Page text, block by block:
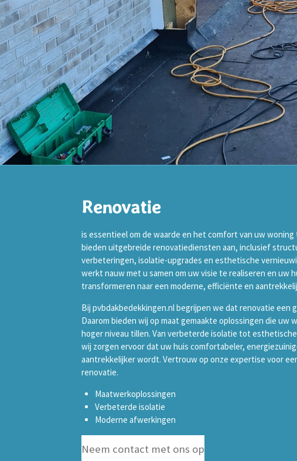
Renovatie
is essentieel om de waarde en het comfort van uw woning
bieden uitgebreide renovatiediensten aan, inclusief
verbeteringen, isolatie-upgrades en esthetische
werkt nauw met u samen om uw visie te realiseren en uw
transformeren naar een moderne, efficiënte en
Bij pvbdakbedekkingen.nl begrijpen we dat renovatie een
Daarom bieden wij op maat gemaakte oplossingen die uw
hoger niveau tillen. Van verbeterde isolatie tot
wij zorgen ervoor dat uw huis comfortabeler,
aantrekkelijker wordt. Vertrouw op onze expertise voor
renovatie.
Maatwerkoplossingen
Verbeterde isolatie
Moderne afwerkingen
Neem contact met ons op